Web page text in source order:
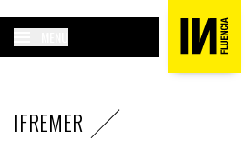
IFREMER